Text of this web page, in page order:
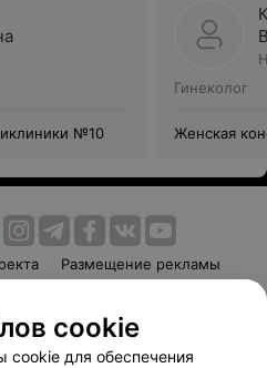
№10
Гинеколог
Женская
Размещение рекламы
Способы оплаты
Партнеры
cookie
cookie для обеспечения